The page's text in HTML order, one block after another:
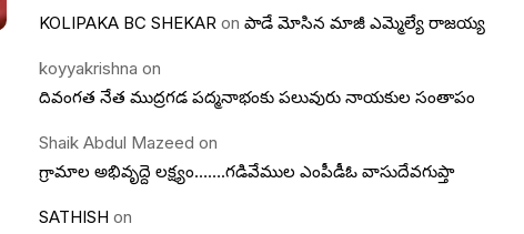
KOLIPAKA BC SHEKAR onపాడే మోసిన మాజీ ఎమ్మెల్యే రాజయ్య
koyyakrishna on
దివంగత నేత ముద్రగడ పద్మనాభంకు పలువురు నాయకుల సంతాపం
Shaik Abdul Mazeed on
గ్రామాల అభివృద్దె లక్ష్యం…….గడివేముల ఎంపీడీఓ వాసుదేవగుప్తా
SATHISH on